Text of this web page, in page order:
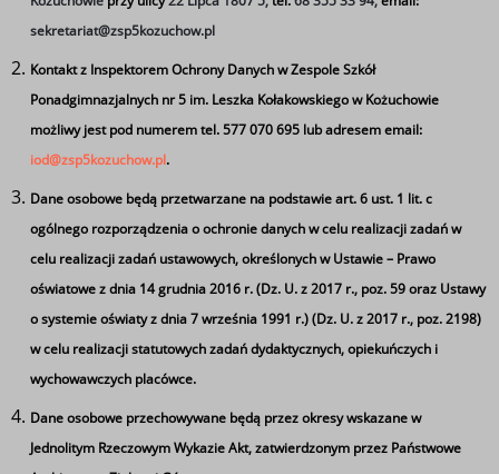
Piątka od kilkunastu lat organizuje Powiatowy
Konkurs z Przedsiębiorczości“WŁASNY BIZNES”
Konkurs kierowany jest do uczniów szkół
ponadgimnazjalnych /ponadpodstawowych powiatu
Konkurs z Przedsiębiorczości ma charakter
zespołowy. Do udziału w konkursie każda szkoła
może zgłosić dwa 3-osobowe zespoły.
sekretariat@zsp5kozuchow.pl
Kontakt z Inspektorem Ochrony Danych w Zespole Szkół
Ponadgimnazjalnych nr 5 im. Leszka Kołakowskiego w Kożuchowie
możliwy jest pod numerem tel. 577 070 695 lub adresem email:
iod@zsp5kozuchow.pl.
Dane osobowe będą przetwarzane na podstawie art. 6 ust. 1 lit. c
ogólnego rozporządzenia o ochronie danych w celu realizacji zadań w
celu realizacji zadań ustawowych, określonych w Ustawie – Prawo
oświatowe z dnia 14 grudnia 2016 r. (Dz. U. z 2017 r., poz. 59 oraz Ustawy
o systemie oświaty z dnia 7 września 1991 r.) (Dz. U. z 2017 r., poz. 2198)
w celu realizacji statutowych zadań dydaktycznych, opiekuńczych i
wychowawczych placówce.
Dane osobowe przechowywane będą przez okresy wskazane w
Jednolitym Rzeczowym Wykazie Akt, zatwierdzonym przez Państwowe